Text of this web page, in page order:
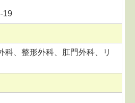
19
科、整形外科、肛門外科、リ